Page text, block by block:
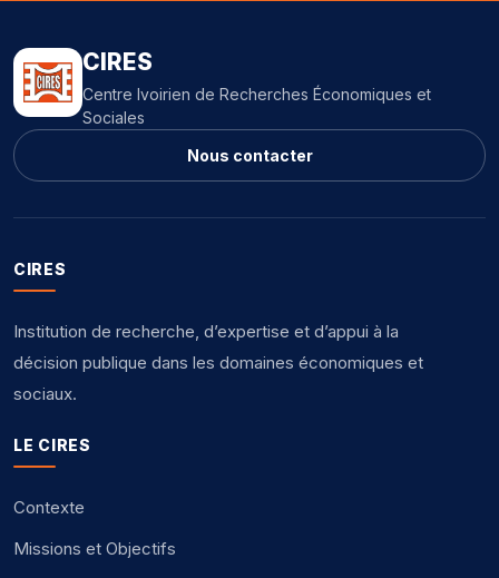
CIRES
Centre Ivoirien de Recherches Économiques et
Sociales
Nous contacter
CIRES
Institution de recherche, d’expertise et d’appui à la
décision publique dans les domaines économiques et
sociaux.
LE CIRES
Contexte
Missions et Objectifs